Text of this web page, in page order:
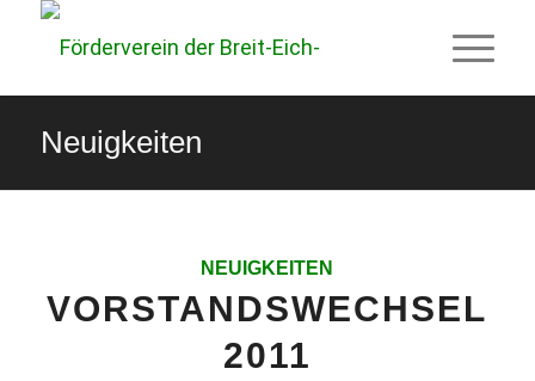
Neuigkeiten
NEUIGKEITEN
VORSTANDSWECHSEL
2011